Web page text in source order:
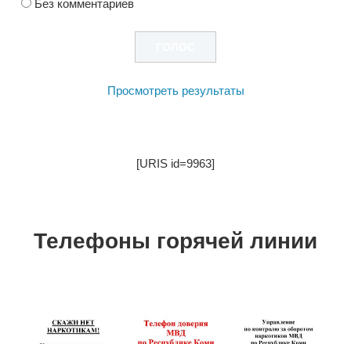
Без комментариев
Просмотреть результаты
[URIS id=9963]
Телефоны горячей линии